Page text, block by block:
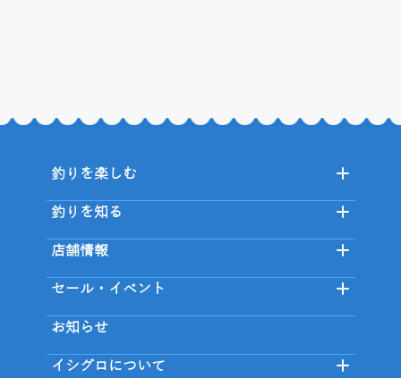
釣りを楽しむ
釣りを知る
店舗情報
セール・イベント
お知らせ
イシグロについて